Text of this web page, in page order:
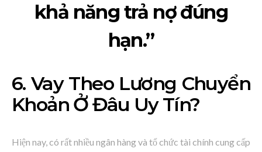
khả năng trả nợ đúng
hạn.”
6. Vay Theo Lương Chuyển
Khoản Ở Đâu Uy Tín?
Hiện nay, có rất nhiều ngân hàng và tổ chức tài chính cung cấp